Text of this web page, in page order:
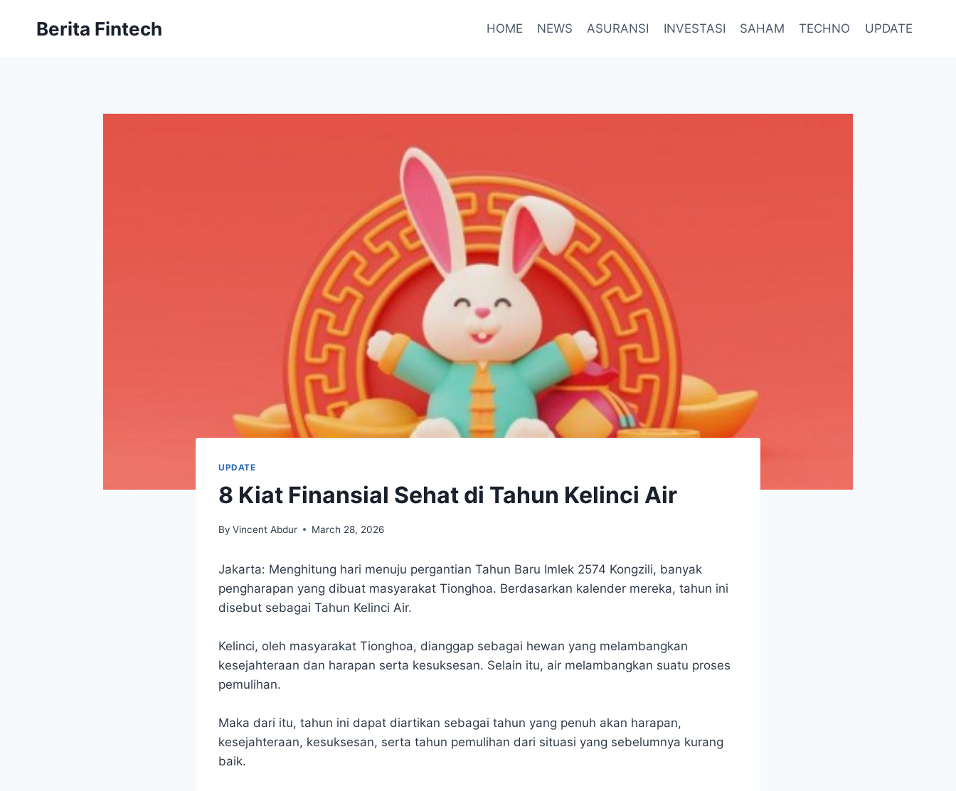
Berita Fintech HOME NEWS ASURANSI INVESTASI SAHAM TECHNO UPDATE
UPDATE
8 Kiat Finansial Sehat di Tahun Kelinci Air
By Vincent Abdur March 28, 2026
Jakarta: Menghitung hari menuju pergantian Tahun Baru Imlek 2574 Kongzili, banyak
pengharapan yang dibuat masyarakat Tionghoa. Berdasarkan kalender mereka, tahun ini
disebut sebagai Tahun Kelinci Air.
Kelinci, oleh masyarakat Tionghoa, dianggap sebagai hewan yang melambangkan
kesejahteraan dan harapan serta kesuksesan. Selain itu, air melambangkan suatu proses
pemulihan.
Maka dari itu, tahun ini dapat diartikan sebagai tahun yang penuh akan harapan,
kesejahteraan, kesuksesan, serta tahun pemulihan dari situasi yang sebelumnya kurang
baik.